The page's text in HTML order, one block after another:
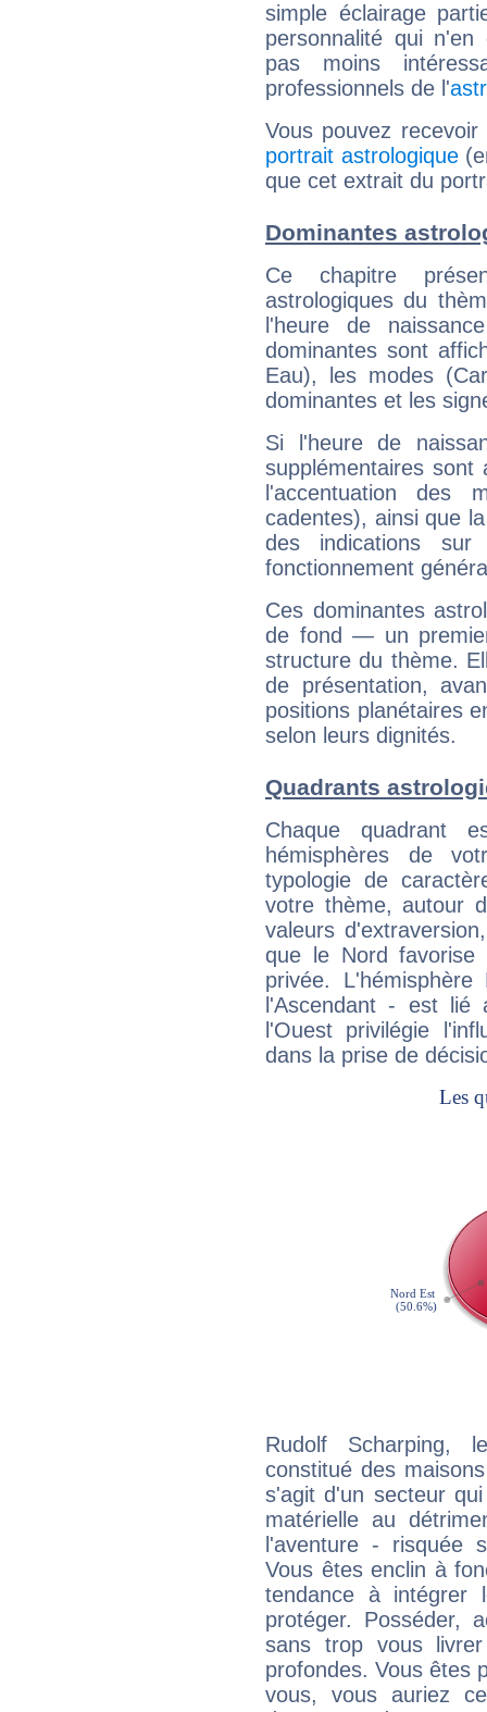
simple éclairage
personnalité qui n'en
pas moins
professionnels de l'
Vous pouvez
portrait astrologique
que cet extrait du
Dominantes
Ce chapitre
astrologiques du
l'heure de
dominantes sont
Eau), les modes
dominantes et les
Si l'heure de
supplémentaires sont
l'accentuation des
cadentes), ainsi que
des indications sur
fonctionnement
Ces dominantes
de fond — un
structure du thème.
de présentation,
positions planétaires
selon leurs dignités.
Quadrants
Chaque quadrant
hémisphères de
typologie de
votre thème, autour
valeurs
que le Nord favorise
privée.
l'Ascendant - est
l'Ouest privilégie
dans la prise de
Rudolf Scharping,
constitué des
s'agit d'un secteur
matérielle au
l'aventure - risquée
Vous êtes enclin à
tendance à
protéger. Posséder,
sans trop vous
profondes. Vous êtes
vous, vous auriez